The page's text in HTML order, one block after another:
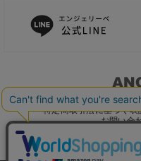
ご利用ガイド 会
特定商取引法に基づく表
お問い合